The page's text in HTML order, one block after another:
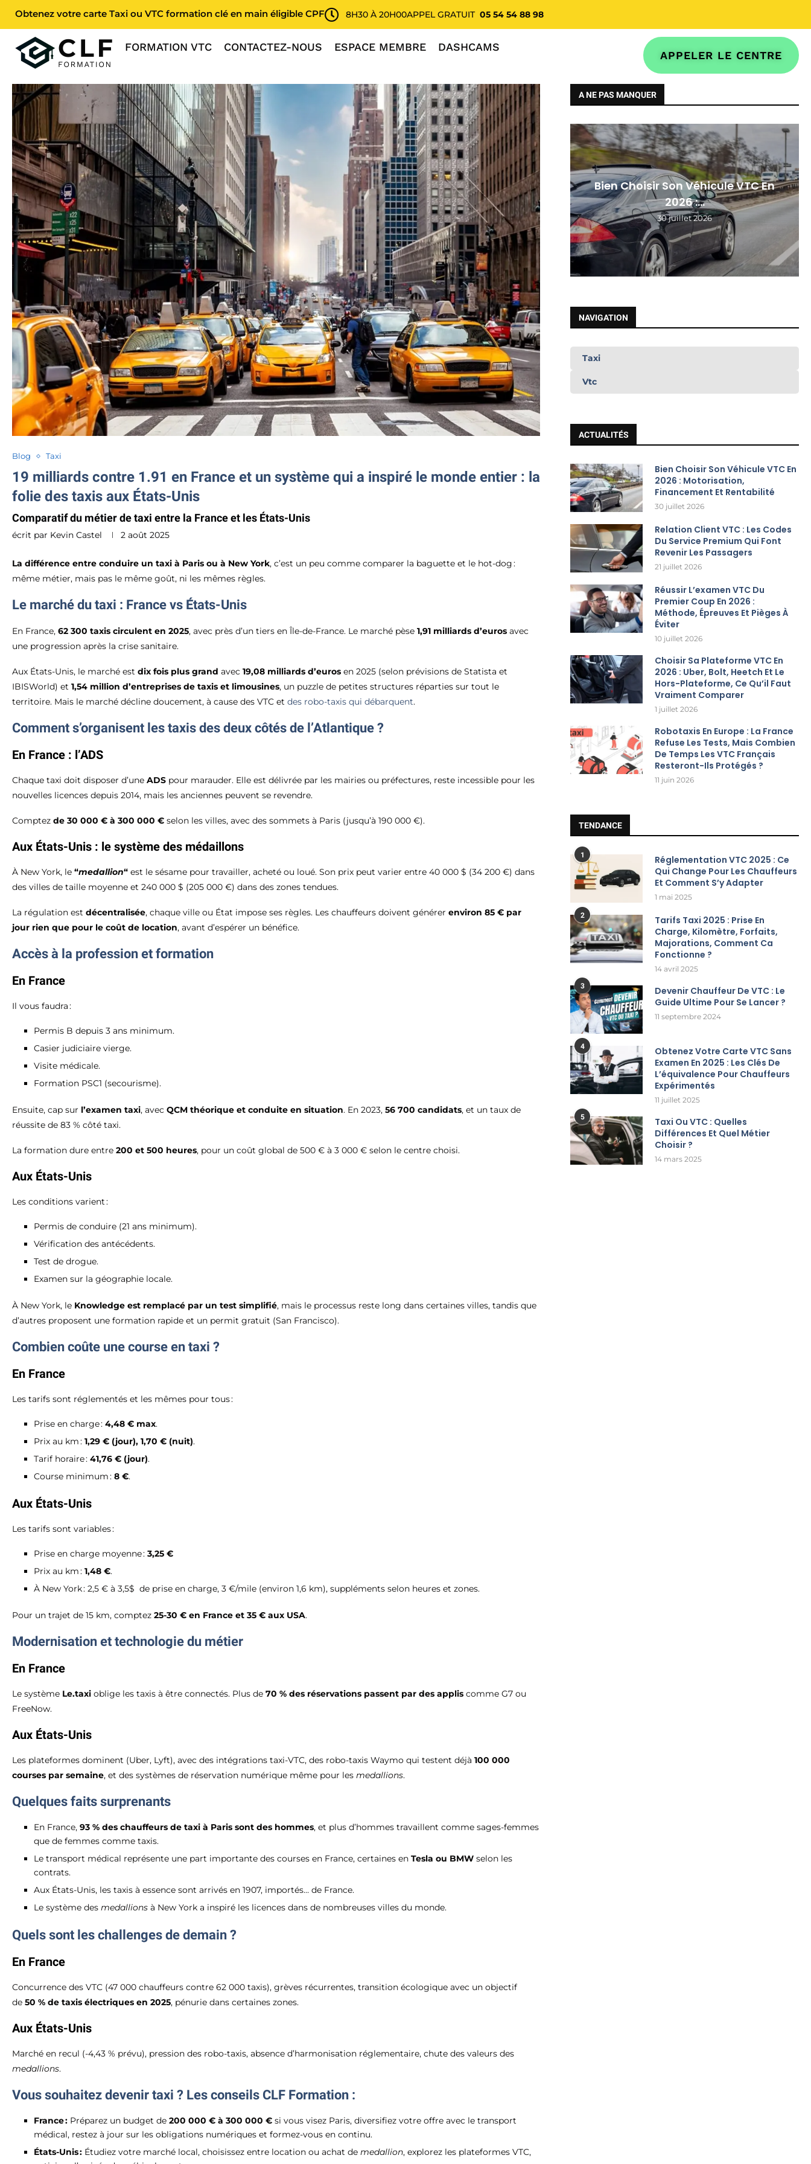
Obtenez votre carte Taxi ou VTC formation clé en main éligible CPF 8H30 À 20H00APPEL GRATUIT 05 54 54 88 98
FORMATION VTC CONTACTEZ-NOUS ESPACE MEMBRE DASHCAMS
APPELER LE CENTRE
Accueil» 19 milliards contre 1.91 en France et un système qui a inspiré le monde entier : la folie des taxis aux États-Unis
Blog Taxi
19 milliards contre 1.91 en France et un système qui a inspiré le monde entier : la
folie des taxis aux États-Unis
Comparatif du métier de taxi entre la France et les États-Unis
écrit par Kevin Castel 2 août 2025
La différence entre conduire un taxi à Paris ou à New York, c’est un peu comme comparer la baguette et le hot-dog :
même métier, mais pas le même goût, ni les mêmes règles.
Le marché du taxi : France vs États-Unis
En France, 62 300 taxis circulent en 2025, avec près d’un tiers en Île-de-France. Le marché pèse 1,91 milliards d’euros avec
une progression après la crise sanitaire.
Aux États-Unis, le marché est dix fois plus grand avec 19,08 milliards d’euros en 2025 (selon prévisions de Statista et
IBISWorld) et 1,54 million d’entreprises de taxis et limousines, un puzzle de petites structures réparties sur tout le
territoire. Mais le marché décline doucement, à cause des VTC et des robo-taxis qui débarquent.
Comment s’organisent les taxis des deux côtés de l’Atlantique ?
En France : l’ADS
Chaque taxi doit disposer d’une ADS pour marauder. Elle est délivrée par les mairies ou préfectures, reste incessible pour les
nouvelles licences depuis 2014, mais les anciennes peuvent se revendre.
Comptez de 30 000 € à 300 000 € selon les villes, avec des sommets à Paris (jusqu’à 190 000 €).
Aux États-Unis : le système des médaillons
À New York, le “medallion“ est le sésame pour travailler, acheté ou loué. Son prix peut varier entre 40 000 $ (34 200 €) dans
des villes de taille moyenne et 240 000 $ (205 000 €) dans des zones tendues.
La régulation est décentralisée, chaque ville ou État impose ses règles. Les chauffeurs doivent générer environ 85 € par
jour rien que pour le coût de location, avant d’espérer un bénéfice.
Accès à la profession et formation
En France
Il vous faudra :
Permis B depuis 3 ans minimum.
Casier judiciaire vierge.
Visite médicale.
Formation PSC1 (secourisme).
Ensuite, cap sur l’examen taxi, avec QCM théorique et conduite en situation. En 2023, 56 700 candidats, et un taux de
réussite de 83 % côté taxi.
La formation dure entre 200 et 500 heures, pour un coût global de 500 € à 3 000 € selon le centre choisi.
Aux États-Unis
Les conditions varient :
Permis de conduire (21 ans minimum).
Vérification des antécédents.
Test de drogue.
Examen sur la géographie locale.
À New York, le Knowledge est remplacé par un test simplifié, mais le processus reste long dans certaines villes, tandis que
d’autres proposent une formation rapide et un permit gratuit (San Francisco).
Combien coûte une course en taxi ?
En France
Les tarifs sont réglementés et les mêmes pour tous :
Prise en charge : 4,48 € max.
Prix au km : 1,29 € (jour), 1,70 € (nuit).
Tarif horaire : 41,76 € (jour).
Course minimum : 8 €.
Aux États-Unis
Les tarifs sont variables :
Prise en charge moyenne : 3,25 €
Prix au km : 1,48 €.
À New York : 2,5 € à 3,5$ de prise en charge, 3 €/mile (environ 1,6 km), suppléments selon heures et zones.
Pour un trajet de 15 km, comptez 25-30 € en France et 35 € aux USA.
Modernisation et technologie du métier
En France
Le système Le.taxi oblige les taxis à être connectés. Plus de 70 % des réservations passent par des applis comme G7 ou
FreeNow.
Aux États-Unis
Les plateformes dominent (Uber, Lyft), avec des intégrations taxi-VTC, des robo-taxis Waymo qui testent déjà 100 000
courses par semaine, et des systèmes de réservation numérique même pour les medallions.
Quelques faits surprenants
En France, 93 % des chauffeurs de taxi à Paris sont des hommes, et plus d’hommes travaillent comme sages-femmes
que de femmes comme taxis.
Le transport médical représente une part importante des courses en France, certaines en Tesla ou BMW selon les
contrats.
Aux États-Unis, les taxis à essence sont arrivés en 1907, importés… de France.
Le système des medallions à New York a inspiré les licences dans de nombreuses villes du monde.
Quels sont les challenges de demain ?
En France
Concurrence des VTC (47 000 chauffeurs contre 62 000 taxis), grèves récurrentes, transition écologique avec un objectif
de 50 % de taxis électriques en 2025, pénurie dans certaines zones.
Aux États-Unis
Marché en recul (-4,43 % prévu), pression des robo-taxis, absence d’harmonisation réglementaire, chute des valeurs des
medallions.
Vous souhaitez devenir taxi ? Les conseils CLF Formation :
France : Préparez un budget de 200 000 € à 300 000 € si vous visez Paris, diversifiez votre offre avec le transport
médical, restez à jour sur les obligations numériques et formez-vous en continu.
États-Unis : Étudiez votre marché local, choisissez entre location ou achat de medallion, explorez les plateformes VTC,
A NE PAS MANQUER
Bien Choisir Son Véhicule VTC En
2026 :...
30 juillet 2026
NAVIGATION
Taxi
Vtc
ACTUALITÉS
Bien Choisir Son Véhicule VTC En
2026 : Motorisation,
Financement Et Rentabilité
30 juillet 2026
Relation Client VTC : Les Codes
Du Service Premium Qui Font
Revenir Les Passagers
21 juillet 2026
Réussir L’examen VTC Du
Premier Coup En 2026 :
Méthode, Épreuves Et Pièges À
Éviter
10 juillet 2026
Choisir Sa Plateforme VTC En
2026 : Uber, Bolt, Heetch Et Le
Hors-Plateforme, Ce Qu’il Faut
Vraiment Comparer
1 juillet 2026
Robotaxis En Europe : La France
Refuse Les Tests, Mais Combien
De Temps Les VTC Français
Resteront-Ils Protégés ?
11 juin 2026
TENDANCE
1
Réglementation VTC 2025 : Ce
Qui Change Pour Les Chauffeurs
Et Comment S’y Adapter
1 mai 2025
2
Tarifs Taxi 2025 : Prise En
Charge, Kilomètre, Forfaits,
Majorations, Comment Ca
Fonctionne ?
14 avril 2025
3
Devenir Chauffeur De VTC : Le
Guide Ultime Pour Se Lancer ?
11 septembre 2024
4
Obtenez Votre Carte VTC Sans
Examen En 2025 : Les Clés De
L’équivalence Pour Chauffeurs
Expérimentés
11 juillet 2025
5
Taxi Ou VTC : Quelles
Différences Et Quel Métier
Choisir ?
14 mars 2025